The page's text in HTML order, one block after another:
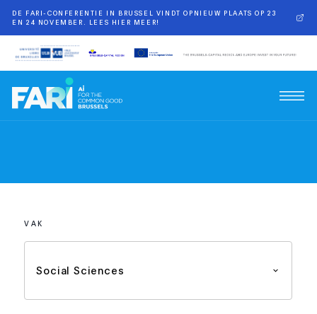
DE FARI-CONFERENTIE IN BRUSSEL VINDT OPNIEUW PLAATS OP 23
EN 24 NOVEMBER. LEES HIER MEER!
VAK
Social Sciences